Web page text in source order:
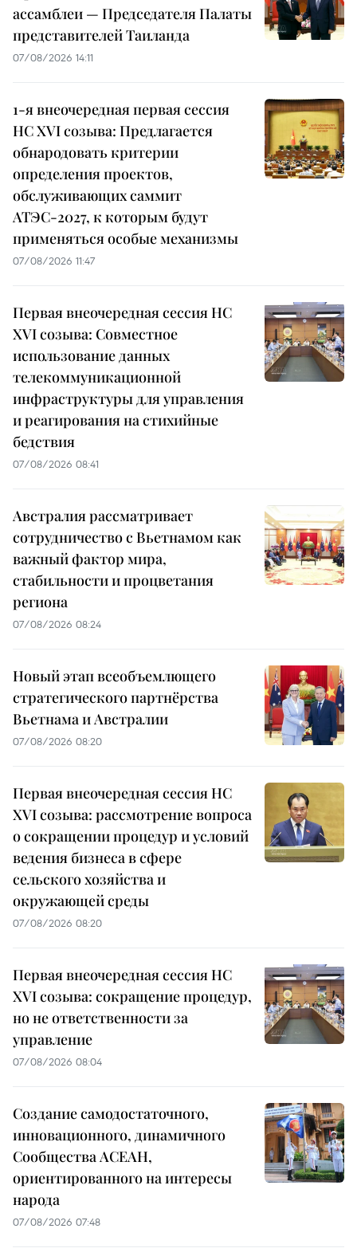
ассамблеи — Председателя Палаты
представителей Таиланда
07/08/2026 14:11
1-я внеочередная первая сессия
НС XVI созыва: Предлагается
обнародовать критерии
определения проектов,
обслуживающих саммит
АТЭС-2027, к которым будут
применяться особые механизмы
07/08/2026 11:47
Первая внеочередная сессия НС
XVI созыва: Совместное
использование данных
телекоммуникационной
инфраструктуры для управления
и реагирования на стихийные
бедствия
07/08/2026 08:41
Австралия рассматривает
сотрудничество с Вьетнамом как
важный фактор мира,
стабильности и процветания
региона
07/08/2026 08:24
Новый этап всеобъемлющего
стратегического партнёрства
Вьетнама и Австралии
07/08/2026 08:20
Первая внеочередная сессия НС
XVI созыва: рассмотрение вопроса
о сокращении процедур и условий
ведения бизнеса в сфере
сельского хозяйства и
окружающей среды
07/08/2026 08:20
Первая внеочередная сессия НС
XVI созыва: сокращение процедур,
но не ответственности за
управление
07/08/2026 08:04
Создание самодостаточного,
инновационного, динамичного
Сообщества АСЕАН,
ориентированного на интересы
народа
07/08/2026 07:48